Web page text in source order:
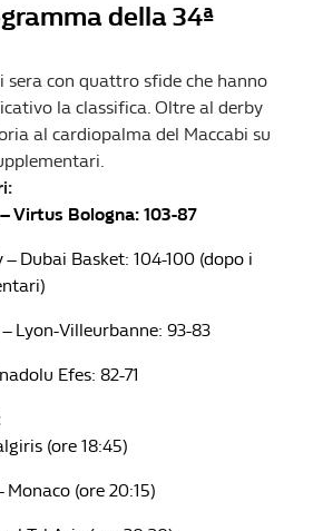
della 34ª
sera con quattro sfide che hanno
la classifica. Oltre al derby
al cardiopalma del Maccabi su
Virtus Bologna: 103-87
– Dubai Basket: 104-100 (dopo i
Lyon-Villeurbanne: 93-83
Efes: 82-71
(ore 18:45)
(ore 20:15)